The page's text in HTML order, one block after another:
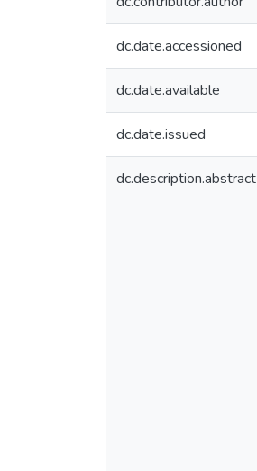
dc.date.accessioned
dc.date.available
dc.date.issued
dc.description.abstract